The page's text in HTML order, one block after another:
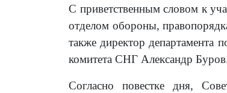
С приветственным словом к
отделом обороны,
также директор департамента
комитета СНГ Александр
Согласно повестке дня,